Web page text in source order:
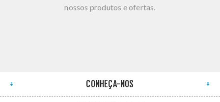
nossos produtos e ofertas.
CONHEÇA-NOS